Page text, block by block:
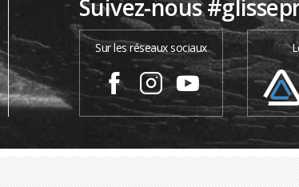
Suivez-nous
Sur les réseaux sociaux